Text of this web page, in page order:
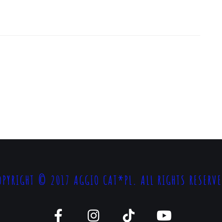
© 2017 AGGIO CAT*PL. ALL RIGHTS